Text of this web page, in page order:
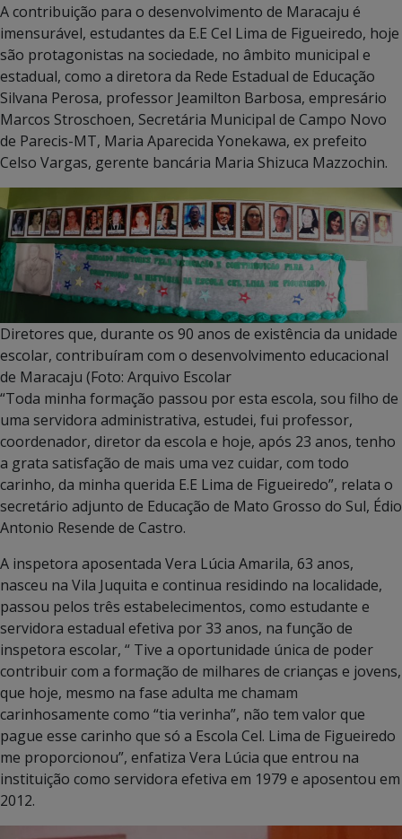
A contribuição para o desenvolvimento de Maracaju é
imensurável, estudantes da E.E Cel Lima de Figueiredo, hoje
são protagonistas na sociedade, no âmbito municipal e
estadual, como a diretora da Rede Estadual de Educação
Silvana Perosa, professor Jeamilton Barbosa, empresário
Marcos Stroschoen, Secretária Municipal de Campo Novo
de Parecis-MT, Maria Aparecida Yonekawa, ex prefeito
Celso Vargas, gerente bancária Maria Shizuca Mazzochin.
Diretores que, durante os 90 anos de existência da unidade
escolar, contribuíram com o desenvolvimento educacional
de Maracaju (Foto: Arquivo Escolar
“Toda minha formação passou por esta escola, sou filho de
uma servidora administrativa, estudei, fui professor,
coordenador, diretor da escola e hoje, após 23 anos, tenho
a grata satisfação de mais uma vez cuidar, com todo
carinho, da minha querida E.E Lima de Figueiredo”, relata o
secretário adjunto de Educação de Mato Grosso do Sul, Édio
Antonio Resende de Castro.
A inspetora aposentada Vera Lúcia Amarila, 63 anos,
nasceu na Vila Juquita e continua residindo na localidade,
passou pelos três estabelecimentos, como estudante e
servidora estadual efetiva por 33 anos, na função de
inspetora escolar, “ Tive a oportunidade única de poder
contribuir com a formação de milhares de crianças e jovens,
que hoje, mesmo na fase adulta me chamam
carinhosamente como “tia verinha”, não tem valor que
pague esse carinho que só a Escola Cel. Lima de Figueiredo
me proporcionou”, enfatiza Vera Lúcia que entrou na
instituição como servidora efetiva em 1979 e aposentou em
2012.